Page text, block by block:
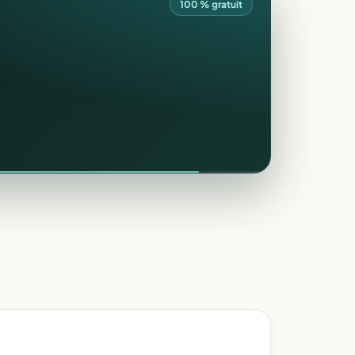
100 % gratuit